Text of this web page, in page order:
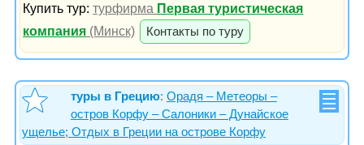
Купить тур:турфирма Первая туристическая
компания (Минск) Контакты по туру
туры в Грецию: Орадя – Метеоры –
остров Корфу – Салоники – Дунайское
ущелье; Отдых в Греции на острове Корфу